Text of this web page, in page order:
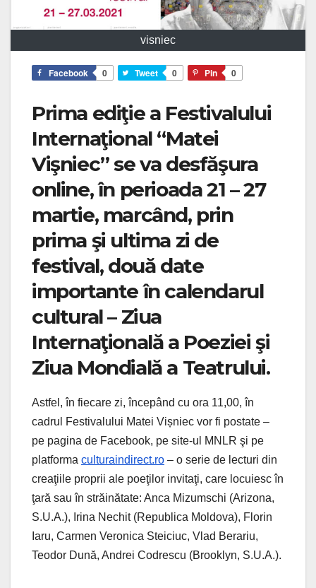
visniec
Facebook 0 Tweet 0 Pin 0
Prima ediţie a Festivalului
Internaţional “Matei
Vişniec” se va desfăşura
online, în perioada 21 – 27
martie, marcând, prin
prima şi ultima zi de
festival, două date
importante în calendarul
cultural – Ziua
Internaţională a Poeziei şi
Ziua Mondială a Teatrului.
Astfel, în fiecare zi, începând cu ora 11,00, în
cadrul Festivalului Matei Vișniec vor fi postate –
pe pagina de Facebook, pe site-ul MNLR şi pe
platforma culturaindirect.ro – o serie de lecturi din
creaţiile proprii ale poeţilor invitaţi, care locuiesc în
ţară sau în străinătate: Anca Mizumschi (Arizona,
S.U.A.), Irina Nechit (Republica Moldova), Florin
Iaru, Carmen Veronica Steiciuc, Vlad Berariu,
Teodor Dună, Andrei Codrescu (Brooklyn, S.U.A.).